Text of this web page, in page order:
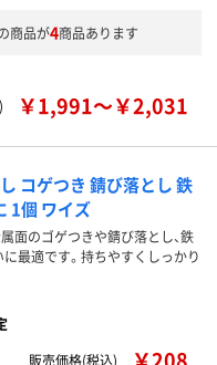
商品が4商品あります
￥1,991～￥2,031
コゲつき 錆び落とし 鉄
1個 ワイズ
面のゴゲつきや錆び落とし、鉄
最適です。持ちやすくしっかり
販売価格(税込)